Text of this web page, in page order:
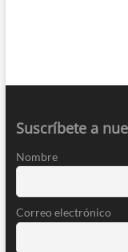
Suscríbete a
Nombre
Correo electrónico